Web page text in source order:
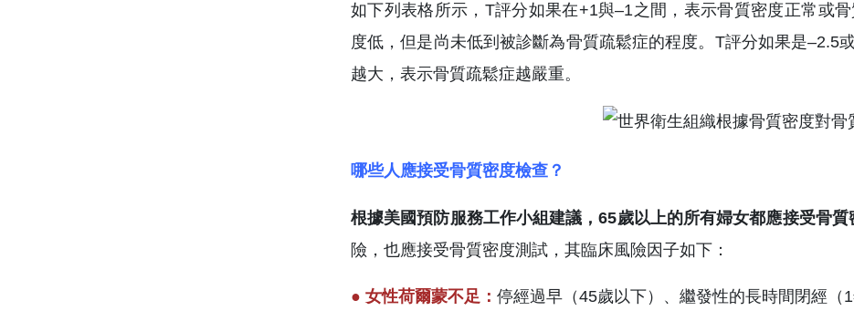
如下列表格所示，T評分如果在+1與–1之間，表示骨質密度正常或
度低，但是尚未低到被診斷為骨質疏鬆症的程度。T評分如果是–2.5
越大，表示骨質疏鬆症越嚴重。
哪些人應接受骨質密度檢查？
根據美國預防服務工作小組建議，65歲以上的所有婦女都應接受骨質
險，也應接受骨質密度測試，其臨床風險因子如下：
● 女性荷爾蒙不足： 停經過早（45歲以下）、繼發性的長時間閉經（